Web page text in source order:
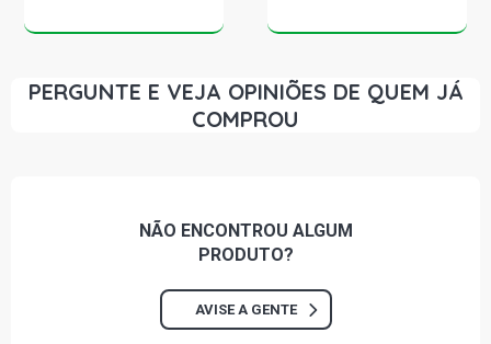
PERGUNTE E VEJA OPINIÕES DE QUEM JÁ
COMPROU
NÃO ENCONTROU ALGUM
PRODUTO?
AVISE A GENTE